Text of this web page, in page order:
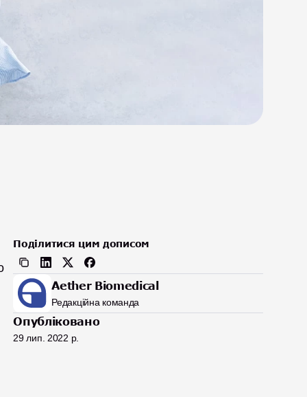
Поділитися цим дописом
Aether Biomedical
Редакційна команда
Опубліковано
29 лип. 2022 р.